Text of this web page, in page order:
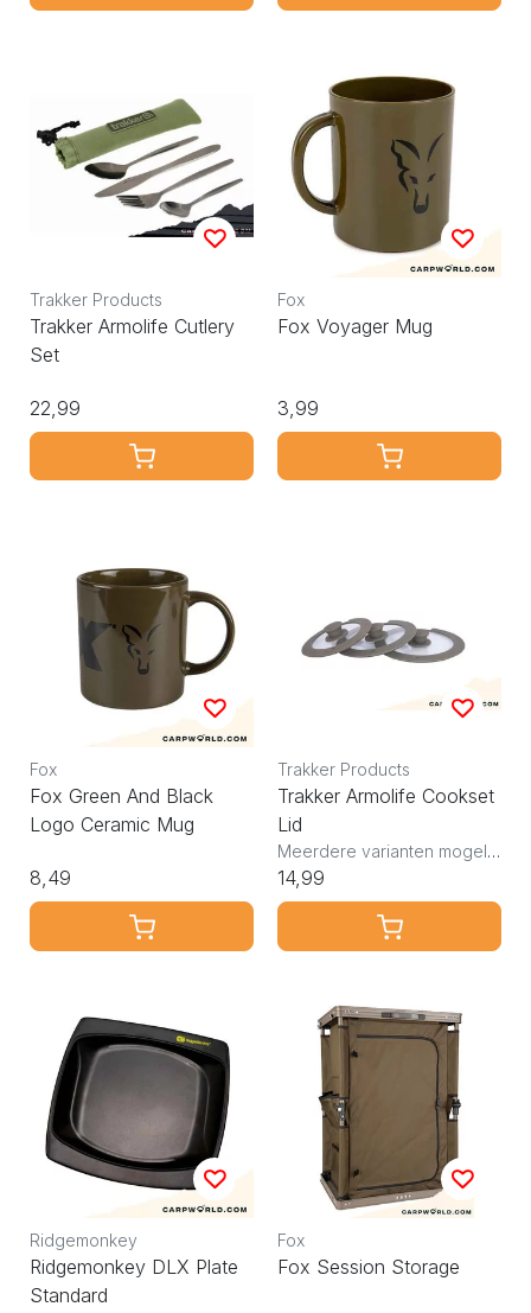
Trakker Products
Trakker Armolife Cutlery
Set
22,99
Fox
Fox Voyager Mug
3,99
Fox
Fox Green And Black
Logo Ceramic Mug
8,49
Trakker Products
Trakker Armolife Cookset
Lid
Meerdere varianten mogelijk
14,99
Ridgemonkey
Ridgemonkey DLX Plate
Standard
Fox
Fox Session Storage